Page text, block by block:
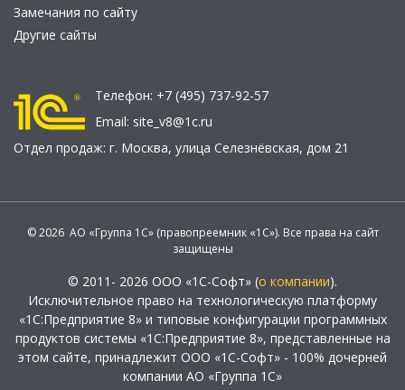
Замечания по сайту
Другие сайты
Телефон: +7 (495) 737-92-57
Email: site_v8@1c.ru
Отдел продаж: г. Москва, улица Селезнёвская, дом 21
© 2026 АО «Группа 1С» (правопреемник «1С»). Все права на сайт
защищены
© 2011- 2026 ООО «1С-Софт» (о компании).
Исключительное право на технологическую платформу
«1С:Предприятие 8» и типовые конфигурации программных
продуктов системы «1С:Предприятие 8», представленные на
этом сайте, принадлежит ООО «1С-Софт» - 100% дочерней
компании АО «Группа 1С»